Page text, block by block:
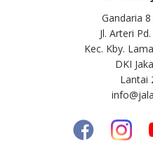
Gandaria
Jl. Arteri
Kec. Kby.
DKI
Lantai